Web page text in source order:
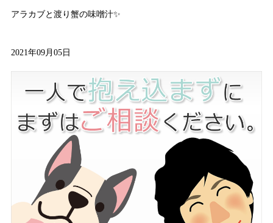
アラカブと渡り蟹の味噌汁✨
2021年09月05日